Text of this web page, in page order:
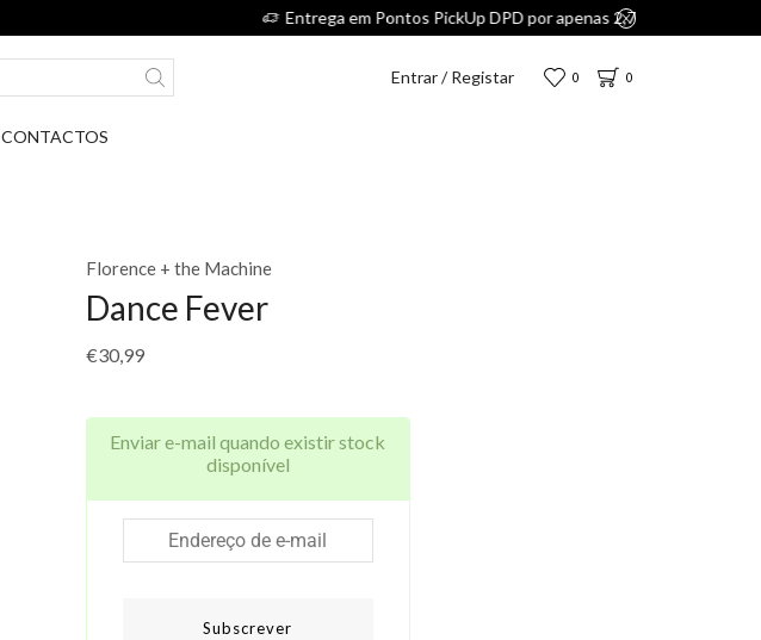
Entrar / Registar 0 0
CONTACTOS
Florence + the Machine
Dance Fever
€30,99
Enviar e-mail quando existir stock
disponível
Subscrever